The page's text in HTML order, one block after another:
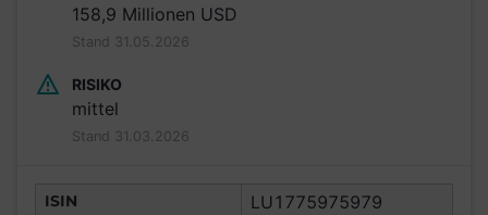
158,9 Millionen USD
Stand 31.05.2026
RISIKO
mittel
Stand 31.03.2026
ISIN LU1775975979